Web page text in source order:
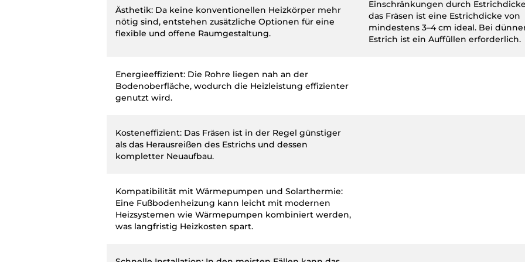
Ästhetik: Da keine konventionellen Heizkörper mehr
nötig sind, entstehen zusätzliche Optionen für eine
flexible und offene Raumgestaltung.
Einschränkungen durch
das Fräsen ist eine Estrichdicke von
mindestens 3–4 cm ideal. Bei
Estrich ist ein Auffüllen erforderlich.
Energieeffizient: Die Rohre liegen nah an der
Bodenoberfläche, wodurch die Heizleistung effizienter
genutzt wird.
Kosteneffizient: Das Fräsen ist in der Regel günstiger
als das Herausreißen des Estrichs und dessen
kompletter Neuaufbau.
Kompatibilität mit Wärmepumpen und Solarthermie:
Eine Fußbodenheizung kann leicht mit modernen
Heizsystemen wie Wärmepumpen kombiniert werden,
was langfristig Heizkosten spart.